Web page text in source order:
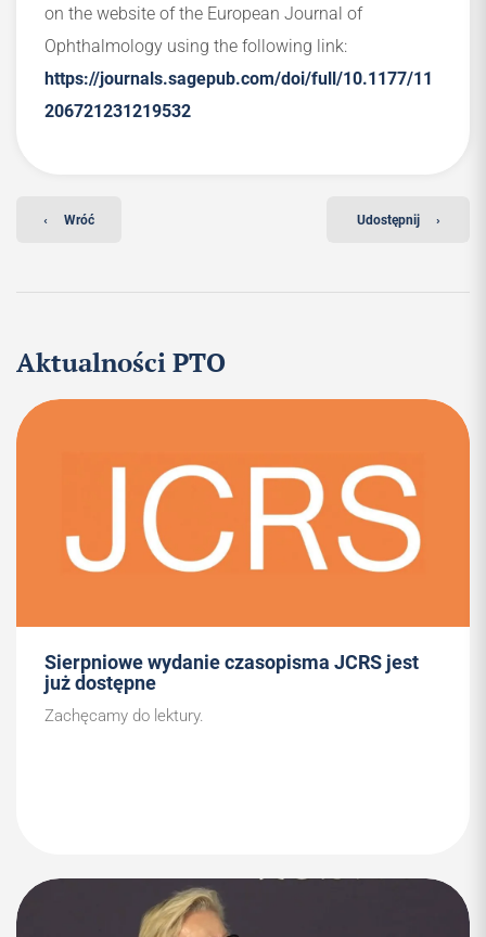
on the website of the European Journal of
Ophthalmology using the following link:
https://journals.sagepub.com/doi/full/10.1177/11
206721231219532
‹ Wróć Udostępnij ›
Aktualności PTO
Sierpniowe wydanie czasopisma JCRS jest
już dostępne
Zachęcamy do lektury.